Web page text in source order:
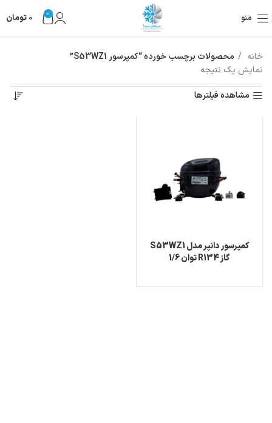
منو 0
0 تومان
خانه
محصولات برچسب خورده “کمپرسور S53WZ1”
نمایش یک نتیجه
مشاهده فیلترها
کمپرسور دانپر مدل S53WZ1
گاز R134 توان 1/6